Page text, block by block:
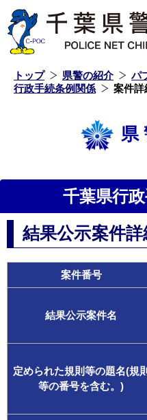
トップ 県警の紹介
パ
行政手続条例関係
案件詳
千葉県行
結果公示案件
案件番号
結果公示案件名
定められた規則等の題名(規則
等の番号を含む。)